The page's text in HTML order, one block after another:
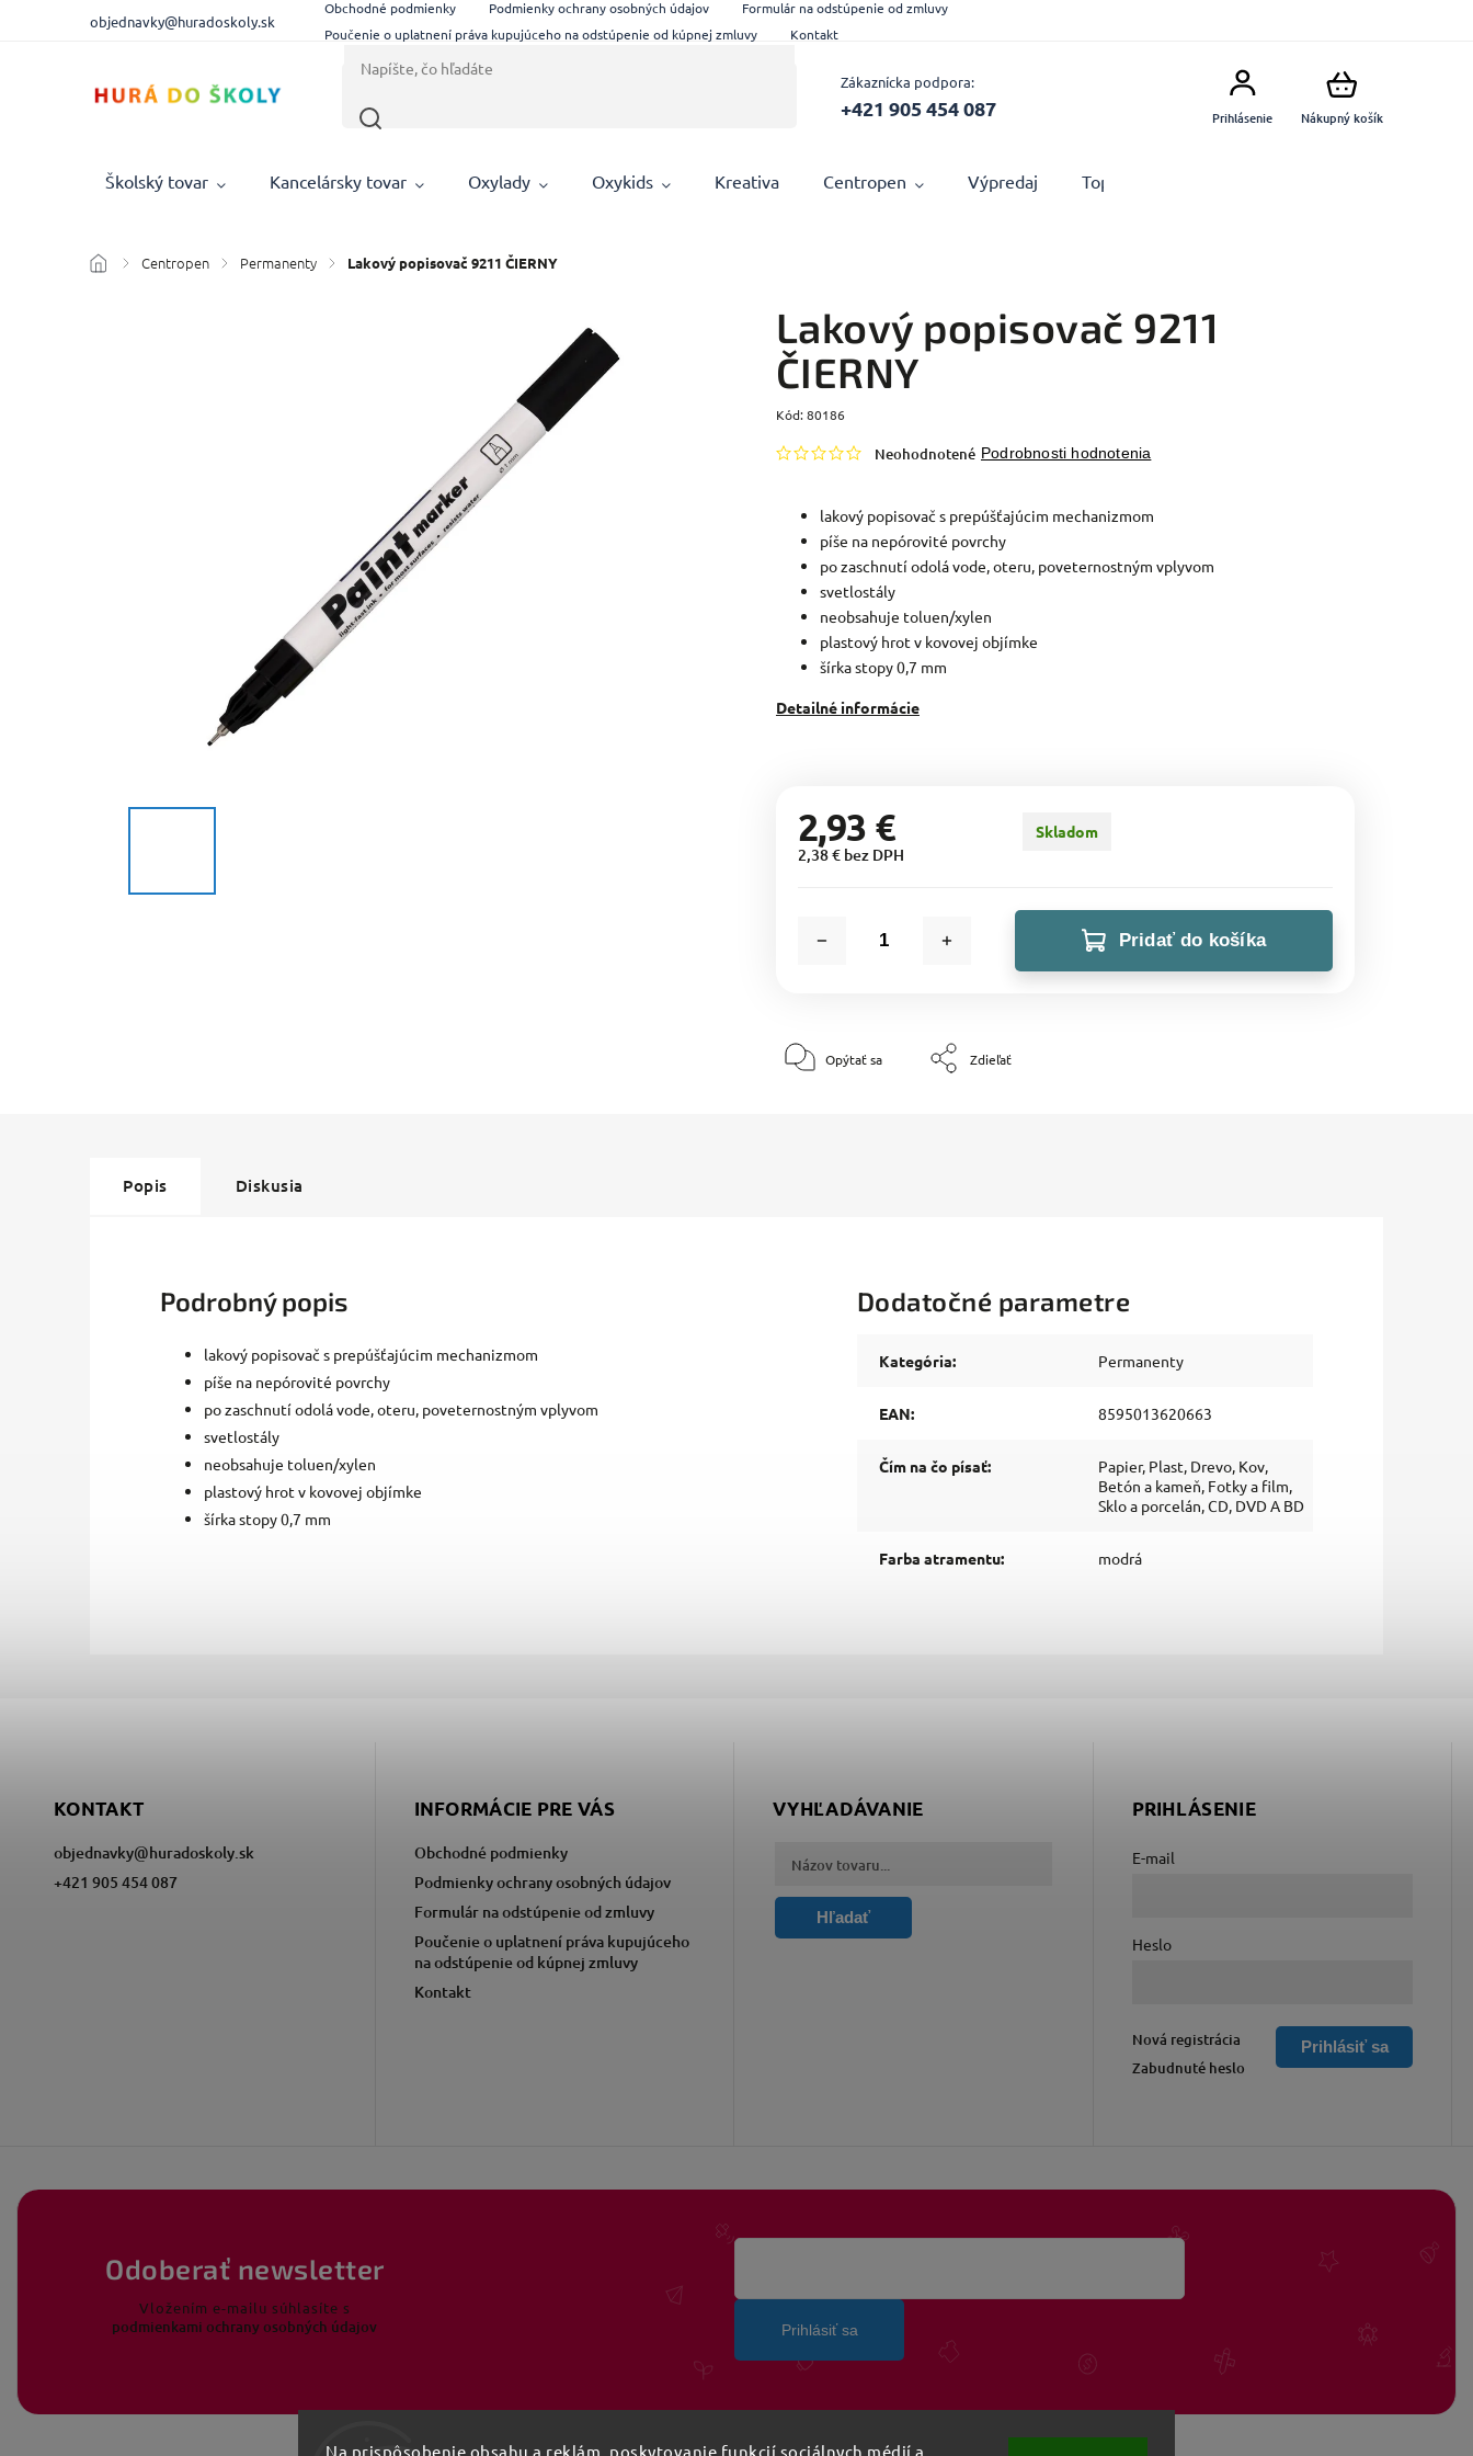
Na prispôsobenie obsahu a reklám, poskytovanie funkcií sociálnych médií a
objednavky@huradoskoly.sk
Obchodné podmienky Podmienky ochrany osobných údajov
Formulár na odstúpenie od zmluvy
Poučenie o uplatnení práva kupujúceho na odstúpenie od kúpnej zmluvy
Kontakt
Zákaznícka podpora:
+421 905 454 087 Nákupný košík
Prihlásenie
Školský tovar Kancelársky tovar Oxylady Oxykids Kreativa Centropen Výpredaj Top produkty
/ Centropen / Permanenty / Lakový popisovač 9211 ČIERNY
Lakový popisovač 9211
ČIERNY
Kód:80186
Neohodnotené Podrobnosti hodnotenia
lakový popisovač s prepúšťajúcim mechanizmom
píše na nepórovité povrchy
po zaschnutí odolá vode, oteru, poveternostným vplyvom
svetlostály
neobsahuje toluen/xylen
plastový hrot v kovovej objímke
šírka stopy 0,7 mm
Detailné informácie
2,93 €
2,38 € bez DPH
Skladom
Pridať do košíka
Opýtať sa Zdieľať
Popis Diskusia
Podrobný popis
lakový popisovač s prepúšťajúcim mechanizmom
píše na nepórovité povrchy
po zaschnutí odolá vode, oteru, poveternostným vplyvom
svetlostály
neobsahuje toluen/xylen
plastový hrot v kovovej objímke
šírka stopy 0,7 mm
Dodatočné parametre
Kategória: Permanenty
EAN: 8595013620663
Čím na čo písať:
Papier, Plast, Drevo, Kov,
Betón a kameň, Fotky a film,
Sklo a porcelán, CD, DVD A BD
Farba atramentu: modrá
KONTAKT
objednavky@huradoskoly.sk
+421 905 454 087
INFORMÁCIE PRE VÁS
Obchodné podmienky
Podmienky ochrany osobných údajov
Formulár na odstúpenie od zmluvy
Poučenie o uplatnení práva kupujúceho
na odstúpenie od kúpnej zmluvy
Kontakt
Odoberať newsletter
Vložením e-mailu súhlasíte s
podmienkami ochrany osobných údajov Prihlásiť sa
VYHĽADÁVANIE
Hľadať
PRIHLÁSENIE
E-mail
Heslo
Prihlásiť sa
Nová registrácia
Zabudnuté heslo